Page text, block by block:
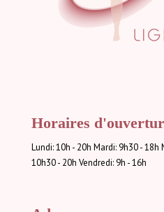
Horaires
Lundi: 10h - 20h Mardi: 9h30 - 18h
10h30 - 20h Vendredi: 9h - 16h